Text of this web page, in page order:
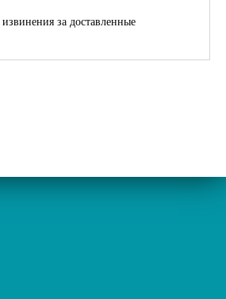
за доставленные